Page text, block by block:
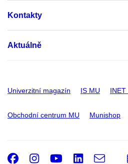
Kontakty
Aktuálně
Univerzitní magazín IS MU INET
Obchodní centrum MU Munishop
Facebook
Instagram
Youtube
e-